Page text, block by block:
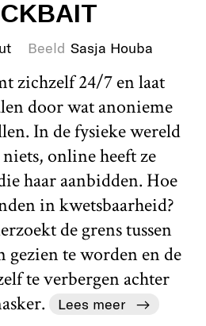
Beeld Sasja Houba
zichzelf 24/7 en laat
door wat anonieme
In de fysieke wereld
online heeft ze
haar aanbidden. Hoe
in kwetsbaarheid?
de grens tussen
gezien te worden en de
te verbergen achter
Lees meer